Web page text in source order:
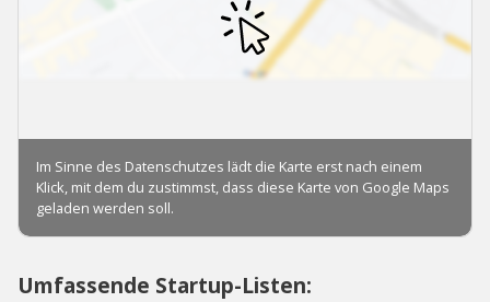
Umfassende Startup-Listen: